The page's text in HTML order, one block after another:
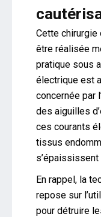
Cette chirurgie
être réalisée
pratique sous
électrique est
concernée par
des aiguilles
ces courants
tissus
En rappel, la
repose sur
pour détruire